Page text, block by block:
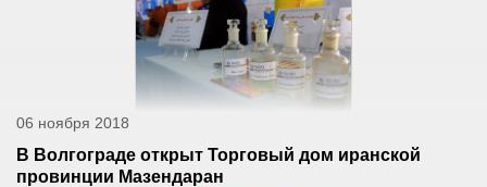
06 ноября 2018
В Волгограде открыт Торговый дом иранской
провинции Мазендаран